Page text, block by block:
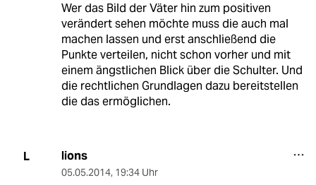
Wer das Bild der Väter hin zum positiven
verändert sehen möchte muss die auch mal
machen lassen und erst anschließend die
Punkte verteilen, nicht schon vorher und mit
einem ängstlichen Blick über die Schulter. Und
die rechtlichen Grundlagen dazu bereitstellen
die das ermöglichen.
L lions
05.05.2014, 19:34 Uhr